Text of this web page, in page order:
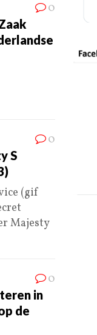
0
0
S
(gif
Majesty
0
in
de